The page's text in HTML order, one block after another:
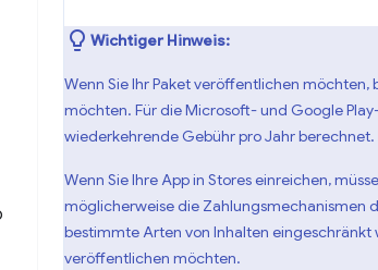
Wichtiger Hinweis:
Wenn Sie Ihr Paket veröffentlichen
möchten. Für die Microsoft- und Google
wiederkehrende Gebühr pro Jahr
Wenn Sie Ihre App in Stores einreichen,
möglicherweise die Zahlungsmechanismen
bestimmte Arten von Inhalten eingeschränkt
veröffentlichen möchten.